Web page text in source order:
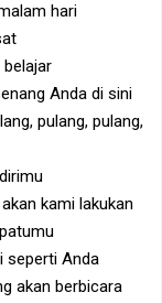
hari
Anda di sini
pulang, pulang,
kami lakukan
seperti Anda
akan berbicara